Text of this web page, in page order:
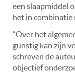
een slaapmiddel
het in
“Over het
gunstig kan zijn
schreven de
objectief